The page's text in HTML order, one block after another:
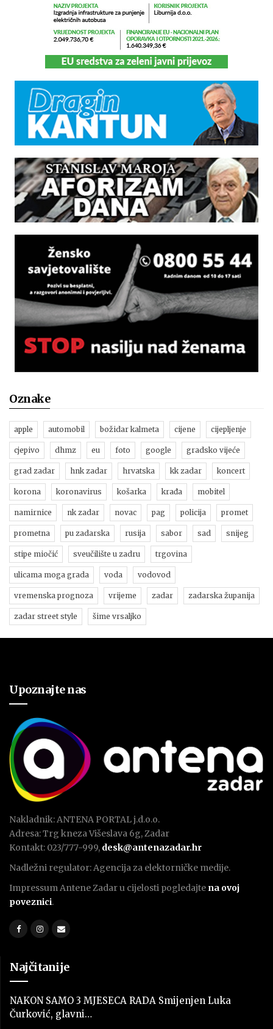
Oznake
apple automobil božidar kalmeta cijene cijepljenje
cjepivo dhmz eu foto google gradsko vijeće
grad zadar hnk zadar hrvatska kk zadar koncert
korona koronavirus košarka krađa mobitel
namirnice nk zadar novac pag policija promet
prometna pu zadarska rusija sabor sad snijeg
stipe miočić sveučilište u zadru trgovina
ulicama moga grada voda vodovod
vremenska prognoza vrijeme zadar zadarska županija
zadar street style šime vrsaljko
Upoznajte nas
Nakladnik: ANTENA PORTAL j.d.o.o.
Adresa: Trg kneza Višeslava 6g, Zadar
Kontakt: 023/777-999, desk@antenazadar.hr
Nadležni regulator: Agencija za elektorničke medije.
Impressum Antene Zadar u cijelosti pogledajte na ovoj
poveznici.
Najčitanije
NAKON SAMO 3 MJESECA RADA Smijenjen Luka
Čurković, glavni…